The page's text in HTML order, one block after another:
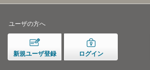
ユーザの方へ
新規ユーザ登録 ログイン